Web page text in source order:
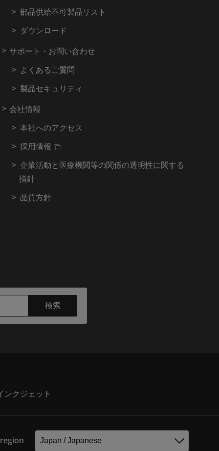
部品供給不可製品リスト
ダウンロード
サポート・お問い合わせ
よくあるご質問
製品セキュリティ
会社情報
本社へのアクセス
採用情報
企業活動と医療機関等の関係の透明性に関する
指針
品質方針
検索
ンクジェット